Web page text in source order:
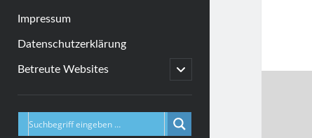
Impressum
Datenschutzerklärung
Betreute Websites
open
child
Sidebar